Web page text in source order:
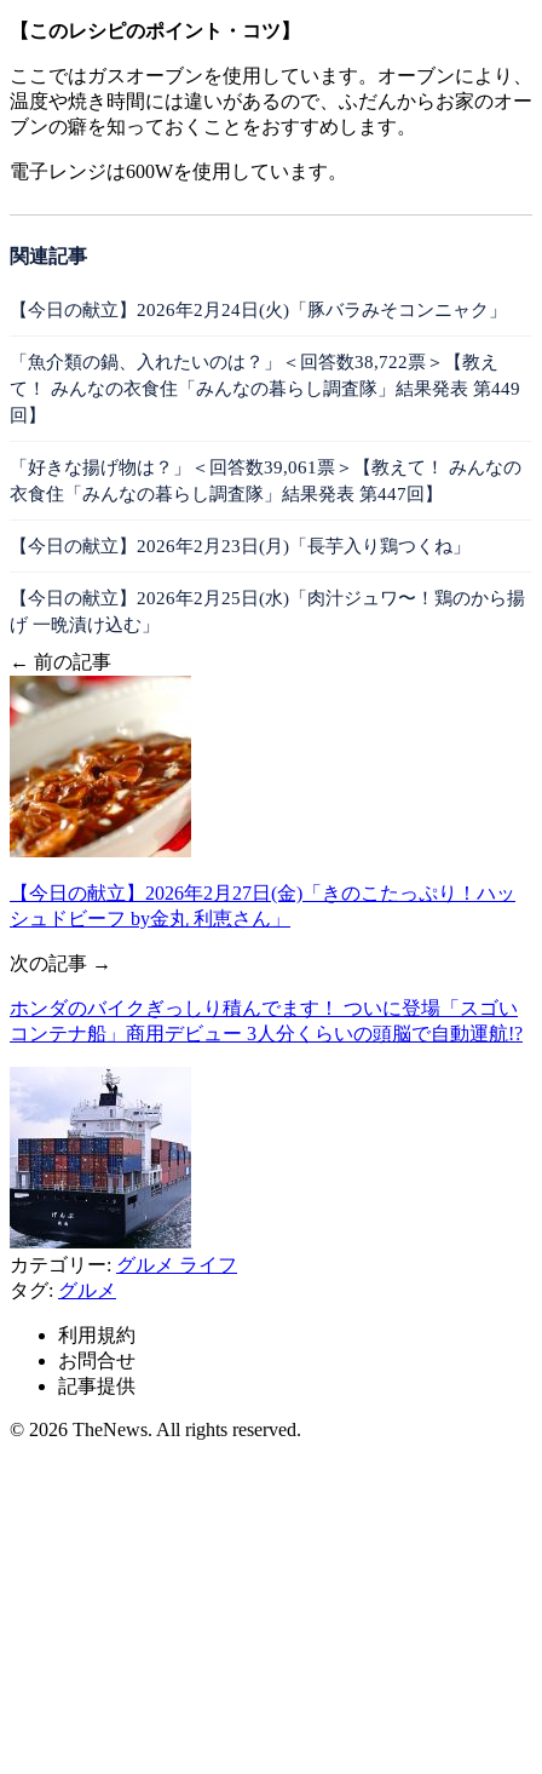
【このレシピのポイント・コツ】
ここではガスオーブンを使用しています。オーブンにより、
温度や焼き時間には違いがあるので、ふだんからお家のオー
ブンの癖を知っておくことをおすすめします。
電子レンジは600Wを使用しています。
関連記事
【今日の献立】2026年2月24日(火)「豚バラみそコンニャク」
「魚介類の鍋、入れたいのは？」＜回答数38,722票＞【教え
て！ みんなの衣食住「みんなの暮らし調査隊」結果発表 第449
回】
「好きな揚げ物は？」＜回答数39,061票＞【教えて！ みんなの
衣食住「みんなの暮らし調査隊」結果発表 第447回】
【今日の献立】2026年2月23日(月)「長芋入り鶏つくね」
【今日の献立】2026年2月25日(水)「肉汁ジュワ〜！鶏のから揚
げ 一晩漬け込む」
← 前の記事
【今日の献立】2026年2月27日(金)「きのこたっぷり！ハッ
シュドビーフ by金丸 利恵さん」
次の記事 →
ホンダのバイクぎっしり積んでます！ ついに登場「スゴい
コンテナ船」商用デビュー 3人分くらいの頭脳で自動運航!?
カテゴリー: グルメ ライフ
タグ: グルメ
利用規約
お問合せ
記事提供
© 2026 TheNews. All rights reserved.